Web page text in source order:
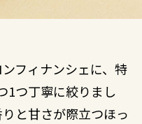
フィナンシェに、特
1つ丁寧に絞りまし
と甘さが際立つほっ